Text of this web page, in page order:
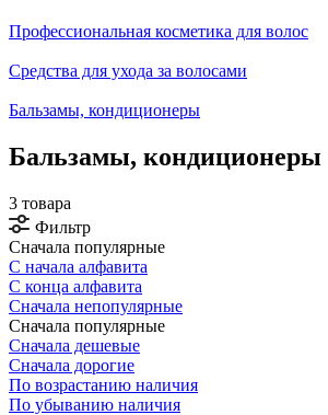
Профессиональная косметика для волос
Средства для ухода за волосами
Бальзамы, кондиционеры
Бальзамы, кондиционеры
3 товара
Фильтр
Сначала популярные
С начала алфавита
С конца алфавита
Сначала непопулярные
Сначала популярные
Сначала дешевые
Сначала дорогие
По возрастанию наличия
По убыванию наличия